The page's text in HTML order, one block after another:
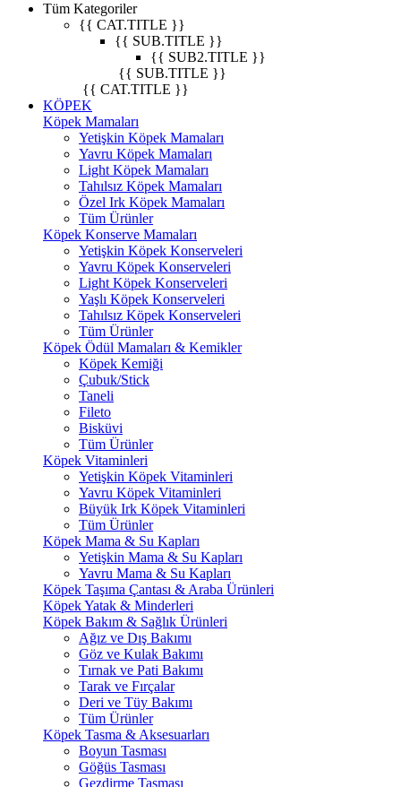
Tüm Kategoriler
{{ CAT.TITLE }}
{{ SUB.TITLE }}
{{ SUB2.TITLE }}
{{ SUB.TITLE }}
{{ CAT.TITLE }}
KÖPEK
Köpek Mamaları
Yetişkin Köpek Mamaları
Yavru Köpek Mamaları
Light Köpek Mamaları
Tahılsız Köpek Mamaları
Özel Irk Köpek Mamaları
Tüm Ürünler
Köpek Konserve Mamaları
Yetişkin Köpek Konserveleri
Yavru Köpek Konserveleri
Light Köpek Konserveleri
Yaşlı Köpek Konserveleri
Tahılsız Köpek Konserveleri
Tüm Ürünler
Köpek Ödül Mamaları & Kemikler
Köpek Kemiği
Çubuk/Stick
Taneli
Fileto
Bisküvi
Tüm Ürünler
Köpek Vitaminleri
Yetişkin Köpek Vitaminleri
Yavru Köpek Vitaminleri
Büyük Irk Köpek Vitaminleri
Tüm Ürünler
Köpek Mama & Su Kapları
Yetişkin Mama & Su Kapları
Yavru Mama & Su Kapları
Köpek Taşıma Çantası & Araba Ürünleri
Köpek Yatak & Minderleri
Köpek Bakım & Sağlık Ürünleri
Ağız ve Dış Bakımı
Göz ve Kulak Bakımı
Tırnak ve Pati Bakımı
Tarak ve Fırçalar
Deri ve Tüy Bakımı
Tüm Ürünler
Köpek Tasma & Aksesuarları
Boyun Tasması
Göğüs Tasması
Gezdirme Tasması